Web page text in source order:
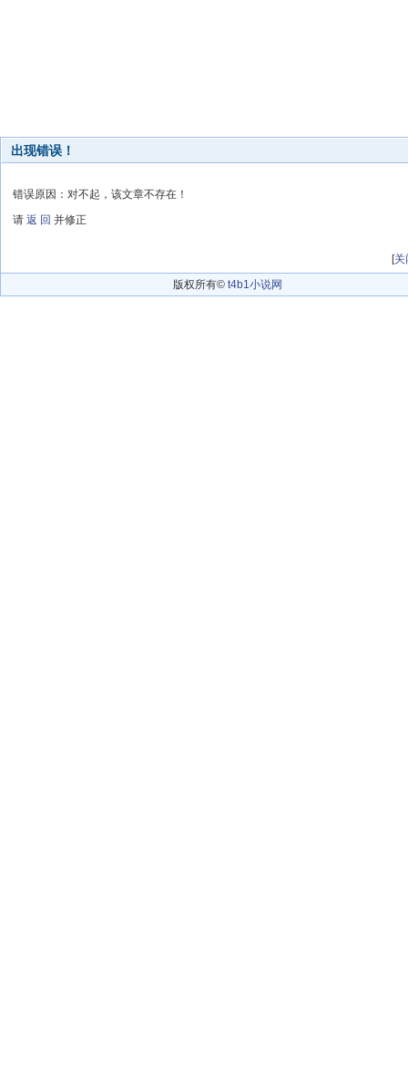
出现错误！
错误原因：对不起，该文章不存在！
请 返 回 并修正
[关
版权所有© t4b1小说网